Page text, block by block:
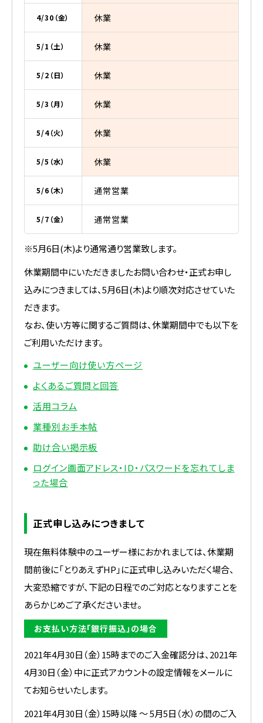
4/30（金） 休業
5/1（土） 休業
5/2（日） 休業
5/3（月） 休業
5/4（火） 休業
5/5（水） 休業
5/6（木） 通常営業
5/7（金） 通常営業
※5月6日(木)より通常通り営業致します。
休業期間中にいただきましたお問い合わせ・正式お申し
込みにつきましては、5月6日(木)より順次対応させていた
だきます。
なお、使い方等に関するご質問は、休業期間中でも以下を
ご利用いただけます。
ユーザー向け使い方ページ
よくあるご質問と回答
活用コラム
業種別お手本帖
助け合い掲示板
ログイン画面アドレス・ID・パスワードを忘れてしま
った場合
正式申し込みにつきまして
現在無料体験中のユーザー様におかれましては、休業期
間前後に「とりあえずHP」に正式申し込みいただく場合、
大変恐縮ですが、下記の日程でのご対応となりますことを
あらかじめご了承くださいませ。
お支払い方法「銀行振込」の場合
2021年4月30日（金）15時までのご入金確認分は、2021年
4月30日（金）中に正式アカウントの設定情報をメールに
てお知らせいたします。
2021年4月30日（金）15時以降 ～ 5月5日（水）の間のご入